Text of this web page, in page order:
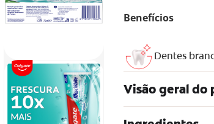
Benefícios
Dentes
Visão geral do